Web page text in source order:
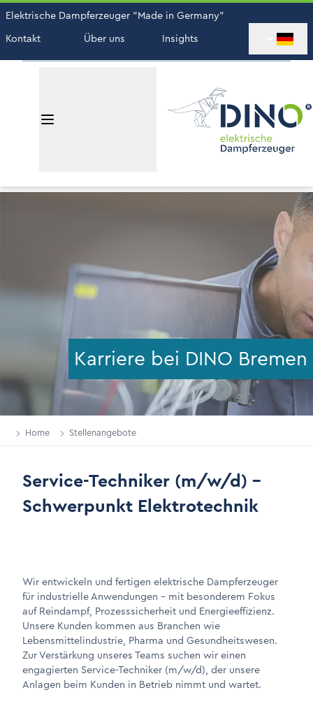
Elektrische Dampferzeuger "Made in Germany"
Kontakt
Über uns Insights
Karriere bei DINO Bremen
Home Stellenangebote
Service-Techniker (m/w/d) –
Schwerpunkt Elektrotechnik
Wir entwickeln und fertigen elektrische Dampferzeuger
für industrielle Anwendungen – mit besonderem Fokus
auf Reindampf, Prozesssicherheit und Energieeffizienz.
Unsere Kunden kommen aus Branchen wie
Lebensmittelindustrie, Pharma und Gesundheitswesen.
Zur Verstärkung unseres Teams suchen wir einen
engagierten Service-Techniker (m/w/d), der unsere
Anlagen beim Kunden in Betrieb nimmt und wartet.